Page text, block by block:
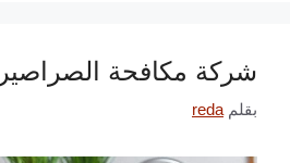
شركة مكافحة
بقلمreda